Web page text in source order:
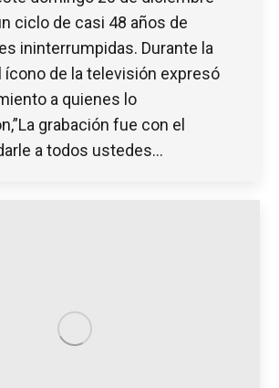
ciclo de casi 48 años de
ininterrumpidas. Durante la
ícono de la televisión expresó
a quienes lo
grabación fue con el
a todos ustedes…